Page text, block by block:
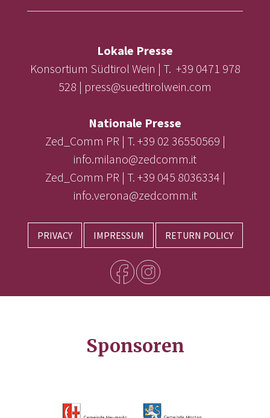
Lokale Presse
Konsortium Südtirol Wein | T. +39 0471 978
528 | press@suedtirolwein.com
Nationale Presse
Zed_Comm PR | T. +39 02 36550569 |
info.milano@zedcomm.it
Zed_Comm PR | T. +39 045 8036334 |
info.verona@zedcomm.it
PRIVACY IMPRESSUM RETURN POLICY
Sponsoren